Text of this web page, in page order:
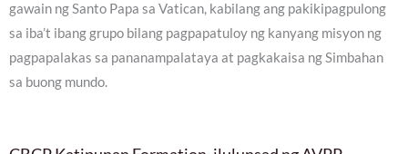
gawain ng Santo Papa sa Vatican, kabilang ang pakikipagpulong
sa iba’t ibang grupo bilang pagpapatuloy ng kanyang misyon ng
pagpapalakas sa pananampalataya at pagkakaisa ng Simbahan
sa buong mundo.